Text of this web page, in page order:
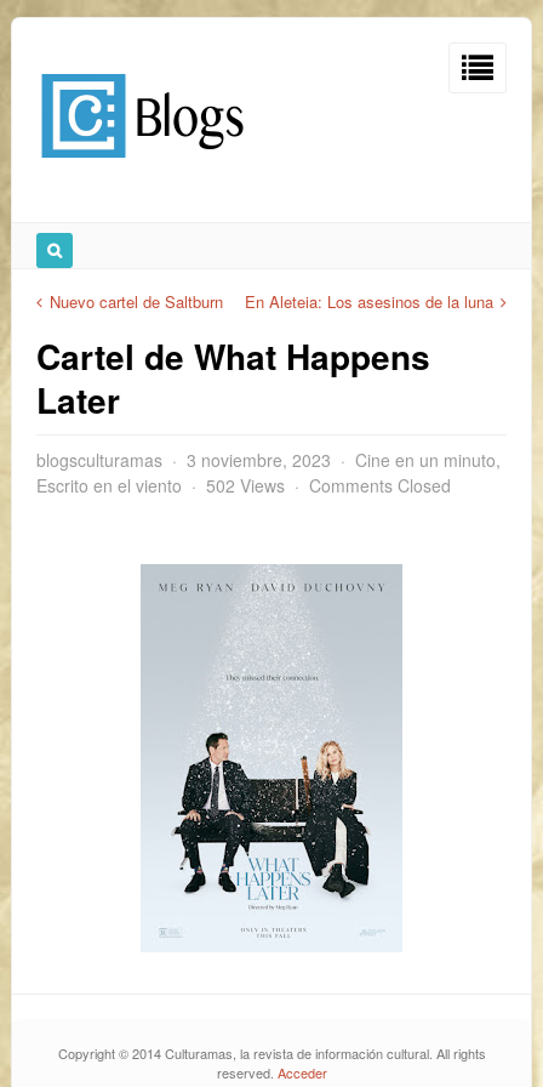
Nuevo cartel de Saltburn En Aleteia: Los asesinos de la luna
Cartel de What Happens
Later
blogsculturamas 3 noviembre, 2023 Cine en un minuto,
Escrito en el viento
502 Views Comments Closed
Copyright © 2014 Culturamas, la revista de información cultural. All rights
reserved. Acceder